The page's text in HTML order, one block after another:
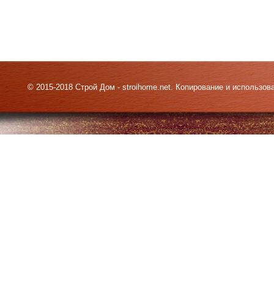
© 2015-2018 Строй Дом - stroihome.net. Копирование и